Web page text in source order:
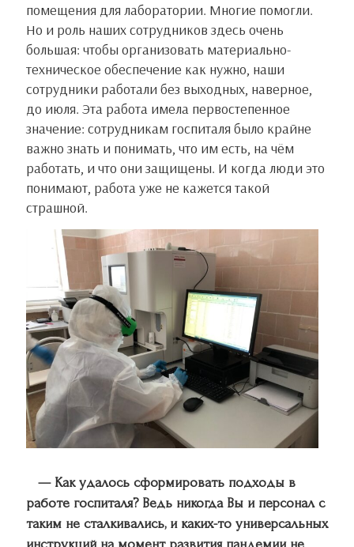
помещения для лаборатории. Многие помогли.
Но и роль наших сотрудников здесь очень
большая: чтобы организовать материально-
техническое обеспечение как нужно, наши
сотрудники работали без выходных, наверное,
до июля. Эта работа имела первостепенное
значение: сотрудникам госпиталя было крайне
важно знать и понимать, что им есть, на чём
работать, и что они защищены. И когда люди это
понимают, работа уже не кажется такой
страшной.
— Как удалось сформировать подходы в
работе госпиталя? Ведь никогда Вы и персонал с
таким не сталкивались, и каких-то универсальных